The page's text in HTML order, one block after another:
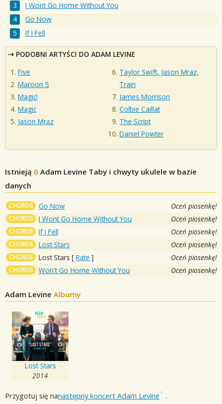
I Wont Go Home Without You
Go Now
If I Fell
PODOBNI ARTYŚCI DO ADAM LEVINE
Five
Maroon 5
Magic!
Magic
Jason Mraz
Taylor Swift, Jason Mraz,
Train
James Morrison
Colbie Caillat
The Script
Daniel Powter
Istnieją 6 Adam Levine Taby i chwyty ukulele w bazie
danych
CHORDS Go Now Oceń piosenkę!
CHORDS I Wont Go Home Without You Oceń piosenkę!
CHORDS If I Fell Oceń piosenkę!
CHORDS Lost Stars Oceń piosenkę!
CHORDS Lost Stars [ Rate ] Oceń piosenkę!
CHORDS Won't Go Home Without You Oceń piosenkę!
Adam Levine Albumy
Lost Stars
2014
Przygotuj się nanastępny koncert Adam Levine .